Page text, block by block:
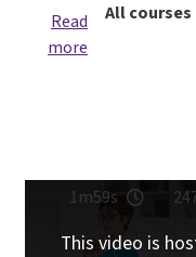
All courses
Read
more
1m59s
This video is